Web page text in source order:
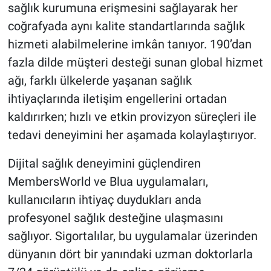
sağlık kurumuna erişmesini sağlayarak her
coğrafyada aynı kalite standartlarında sağlık
hizmeti alabilmelerine imkân tanıyor. 190’dan
fazla dilde müşteri desteği sunan global hizmet
ağı, farklı ülkelerde yaşanan sağlık
ihtiyaçlarında iletişim engellerini ortadan
kaldırırken; hızlı ve etkin provizyon süreçleri ile
tedavi deneyimini her aşamada kolaylaştırıyor.
Dijital sağlık deneyimini güçlendiren
MembersWorld ve Blua uygulamaları,
kullanıcıların ihtiyaç duydukları anda
profesyonel sağlık desteğine ulaşmasını
sağlıyor. Sigortalılar, bu uygulamalar üzerinden
dünyanın dört bir yanındaki uzman doktorlarla